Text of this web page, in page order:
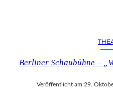
Berliner Schaubühne –
Veröffentlicht am:29.